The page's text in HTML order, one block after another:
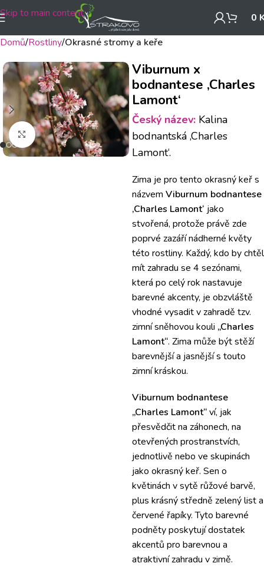
Skip to main content 0
Domů Rostliny Okrasné stromy a keře
Klikněte pro zvětšení
Viburnum x
bodnantese ‚Charles
Lamont‘
Český název: Kalina
bodnantská ‚Charles
Lamont‘.
Zima je pro tento okrasný keř s
názvem Viburnum bodnantese
‚Charles Lamont‘ jako
stvořená, protože právě zde
poprvé zazáří nádherné květy
této rostliny. Každý, kdo by chtěl
mít zahradu se 4 sezónami,
která po celý rok nastavuje
barevné akcenty, je obzvláště
vhodné vysadit v zahradě tzv.
zimní sněhovou kouli „Charles
Lamont“. Zima může být stěží
barevnější a jasnější s touto
zimní kráskou.
Viburnum bodnantese
„Charles Lamont“ví, jak
přesvědčit na záhonech, na
otevřených prostranstvích,
jednotlivě nebo ve skupinách
jako okrasný keř. Sen o
květinách v sytě růžové barvě,
plus krásný středně zelený list a
červené řapíky. Tyto barevné
podněty poskytují dostatek
akcentů pro barevnou a
atraktivní zahradu v zimě.